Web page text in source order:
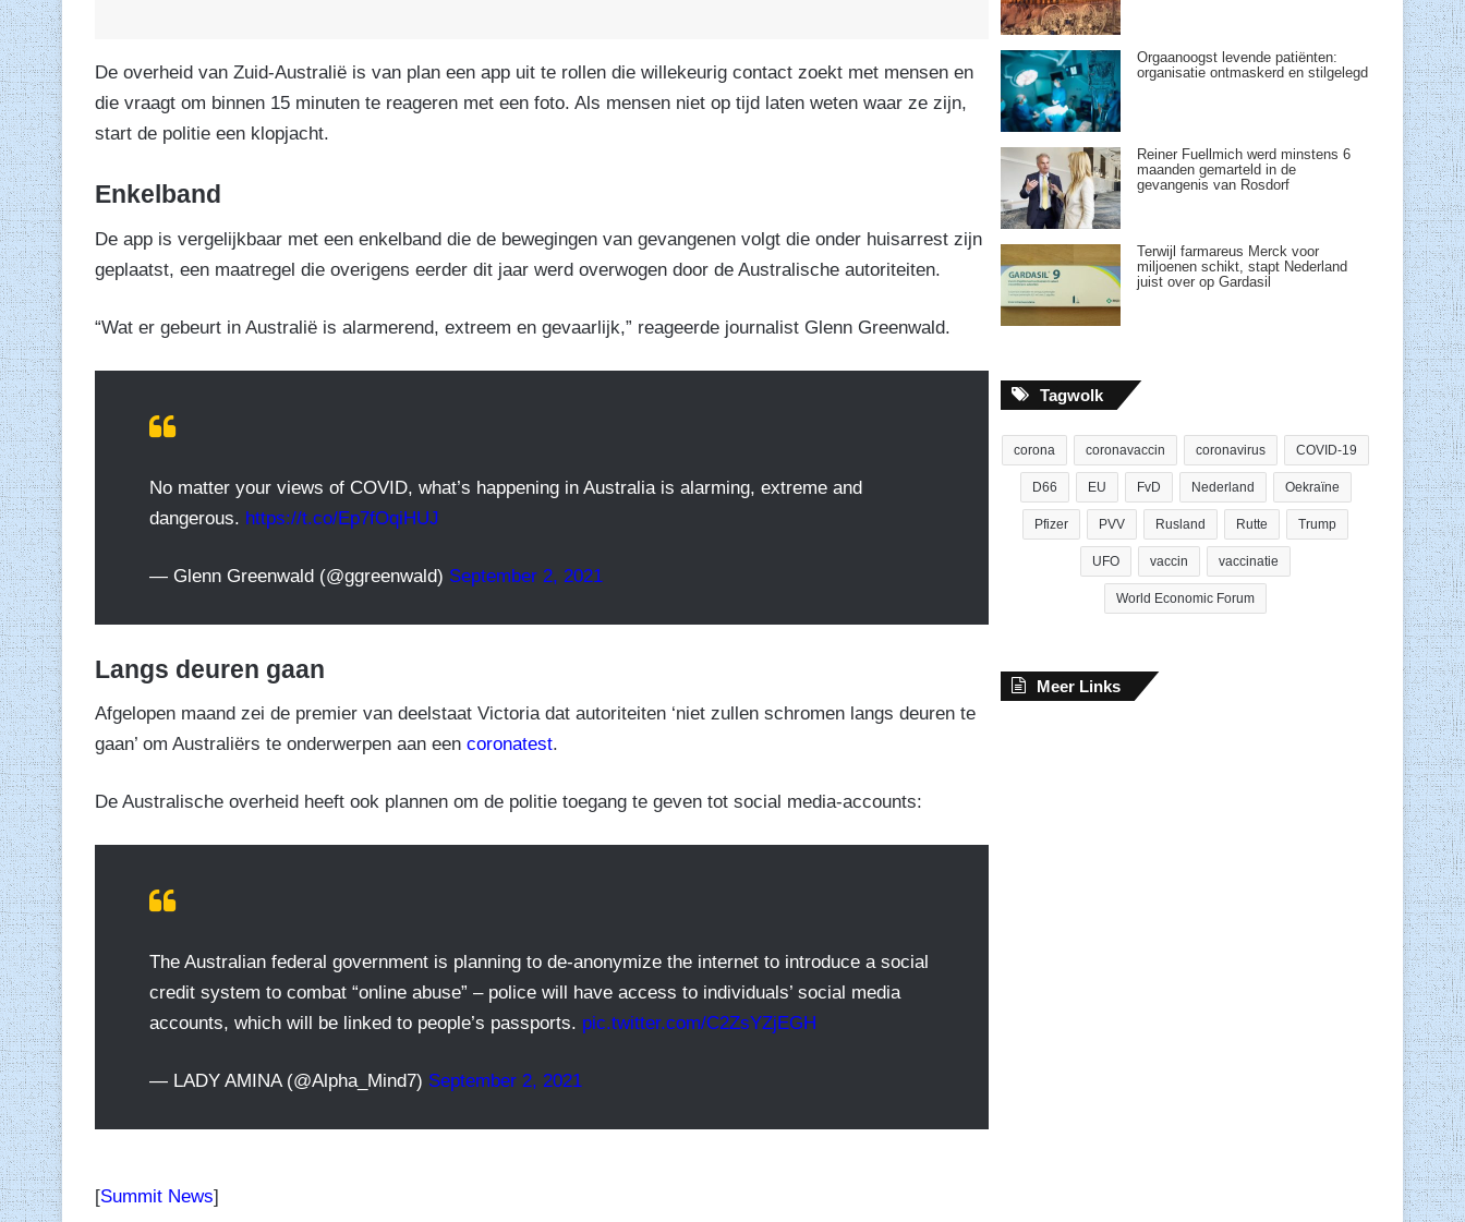
De overheid van Zuid-Australië is van plan een app uit te rollen die willekeurig contact zoekt met mensen en
die vraagt om binnen 15 minuten te reageren met een foto. Als mensen niet op tijd laten weten waar ze zijn,
start de politie een klopjacht.
Enkelband
De app is vergelijkbaar met een enkelband die de bewegingen van gevangenen volgt die onder huisarrest zijn
geplaatst, een maatregel die overigens eerder dit jaar werd overwogen door de Australische autoriteiten.
“Wat er gebeurt in Australië is alarmerend, extreem en gevaarlijk,” reageerde journalist Glenn Greenwald.
No matter your views of COVID, what’s happening in Australia is alarming, extreme and
dangerous. https://t.co/Ep7fOqiHUJ
— Glenn Greenwald (@ggreenwald) September 2, 2021
Langs deuren gaan
Afgelopen maand zei de premier van deelstaat Victoria dat autoriteiten ‘niet zullen schromen langs deuren te
gaan’ om Australiërs te onderwerpen aan een coronatest.
De Australische overheid heeft ook plannen om de politie toegang te geven tot social media-accounts:
The Australian federal government is planning to de-anonymize the internet to introduce a social
credit system to combat “online abuse” – police will have access to individuals’ social media
accounts, which will be linked to people’s passports. pic.twitter.com/C2ZsYZjEGH
— LADY AMINA (@Alpha_Mind7) September 2, 2021
[Summit News]
Orgaanoogst levende patiënten:
organisatie ontmaskerd en stilgelegd
Reiner Fuellmich werd minstens 6
maanden gemarteld in de
gevangenis van Rosdorf
Terwijl farmareus Merck voor
miljoenen schikt, stapt Nederland
juist over op Gardasil
Tagwolk
corona coronavaccin coronavirus COVID-19
D66 EU FvD Nederland Oekraïne
Pfizer PVV Rusland Rutte Trump
UFO vaccin vaccinatie
World Economic Forum
Meer Links